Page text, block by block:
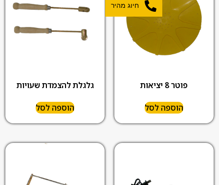
פוטר 8 יציאות
הוספה לסל
גלגלת להצמדת שעויות
הוספה לסל
חיוג מהיר